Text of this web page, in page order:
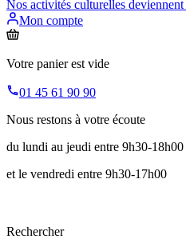
Nos activités culturelles deviennent
Mon compte
Votre panier est vide
01 45 61 90 90
Nous restons à votre écoute
du lundi au jeudi entre 9h30-18h00
et le vendredi entre 9h30-17h00
Rechercher